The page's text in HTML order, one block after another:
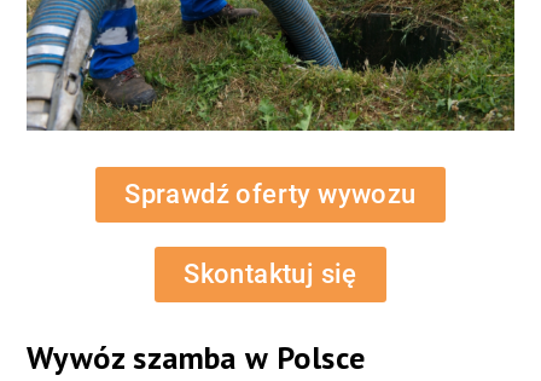
Sprawdź oferty wywozu
Skontaktuj się
Wywóz szamba w Polsce